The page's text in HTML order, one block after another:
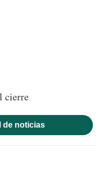
cierre
de noticias